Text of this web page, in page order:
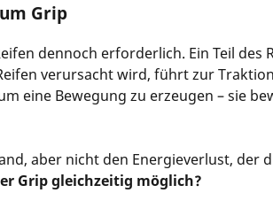
Grip
dennoch erforderlich. Ein Teil
verursacht wird, führt zur
eine Bewegung zu erzeugen – sie
aber nicht den Energieverlust, der
Grip gleichzeitig möglich?